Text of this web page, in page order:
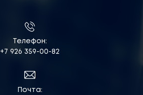
Телефон:
+7 926 359-00-82
Почта: